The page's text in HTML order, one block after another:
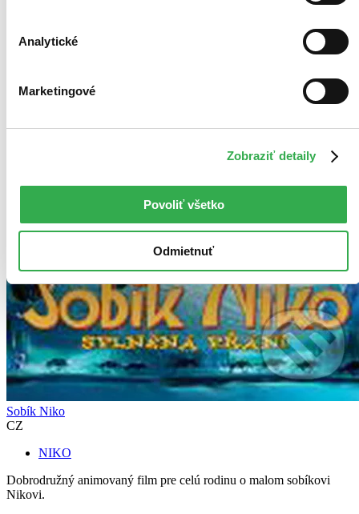
Analytické
Marketingové
Zobraziť detaily
Povoliť všetko
Odmietnuť
Sobík Niko
CZ
NIKO
Dobrodružný animovaný film pre celú rodinu o malom sobíkovi
Nikovi.